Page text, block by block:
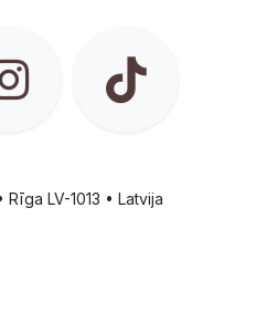
LV-1013 • Latvija